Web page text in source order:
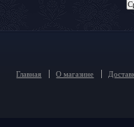
Главная О магазине